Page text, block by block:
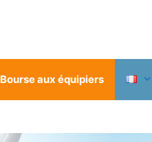
Bourse aux équipiers